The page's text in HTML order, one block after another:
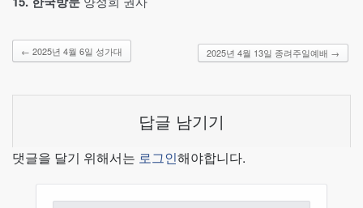
← 2025년 4월 6일 성가대 2025년 4월 13일 종려주일예배 →
답글 남기기
댓글을 달기 위해서는 로그인해야합니다.